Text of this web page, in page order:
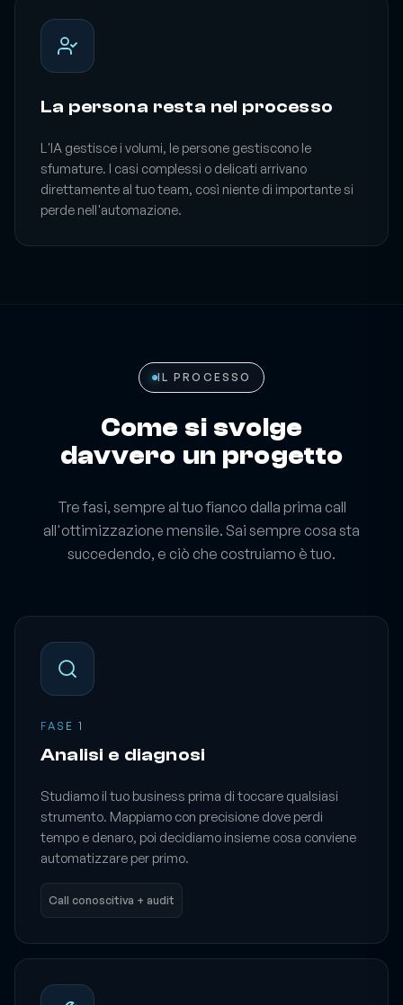
La persona resta nel processo
L'IA gestisce i volumi, le persone gestiscono le
sfumature. I casi complessi o delicati arrivano
direttamente al tuo team, così niente di importante si
perde nell'automazione.
IL PROCESSO
Come si svolge
davvero un progetto
Tre fasi, sempre al tuo fianco dalla prima call
all'ottimizzazione mensile. Sai sempre cosa sta
succedendo, e ciò che costruiamo è tuo.
FASE 1
Analisi e diagnosi
Studiamo il tuo business prima di toccare qualsiasi
strumento. Mappiamo con precisione dove perdi
tempo e denaro, poi decidiamo insieme cosa conviene
automatizzare per primo.
Call conoscitiva + audit